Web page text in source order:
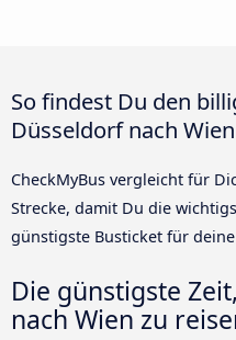
So findest Du den
Düsseldorf nach Wien
CheckMyBus vergleicht für
Strecke, damit Du die
günstigste Busticket für
Die günstigste
nach Wien zu